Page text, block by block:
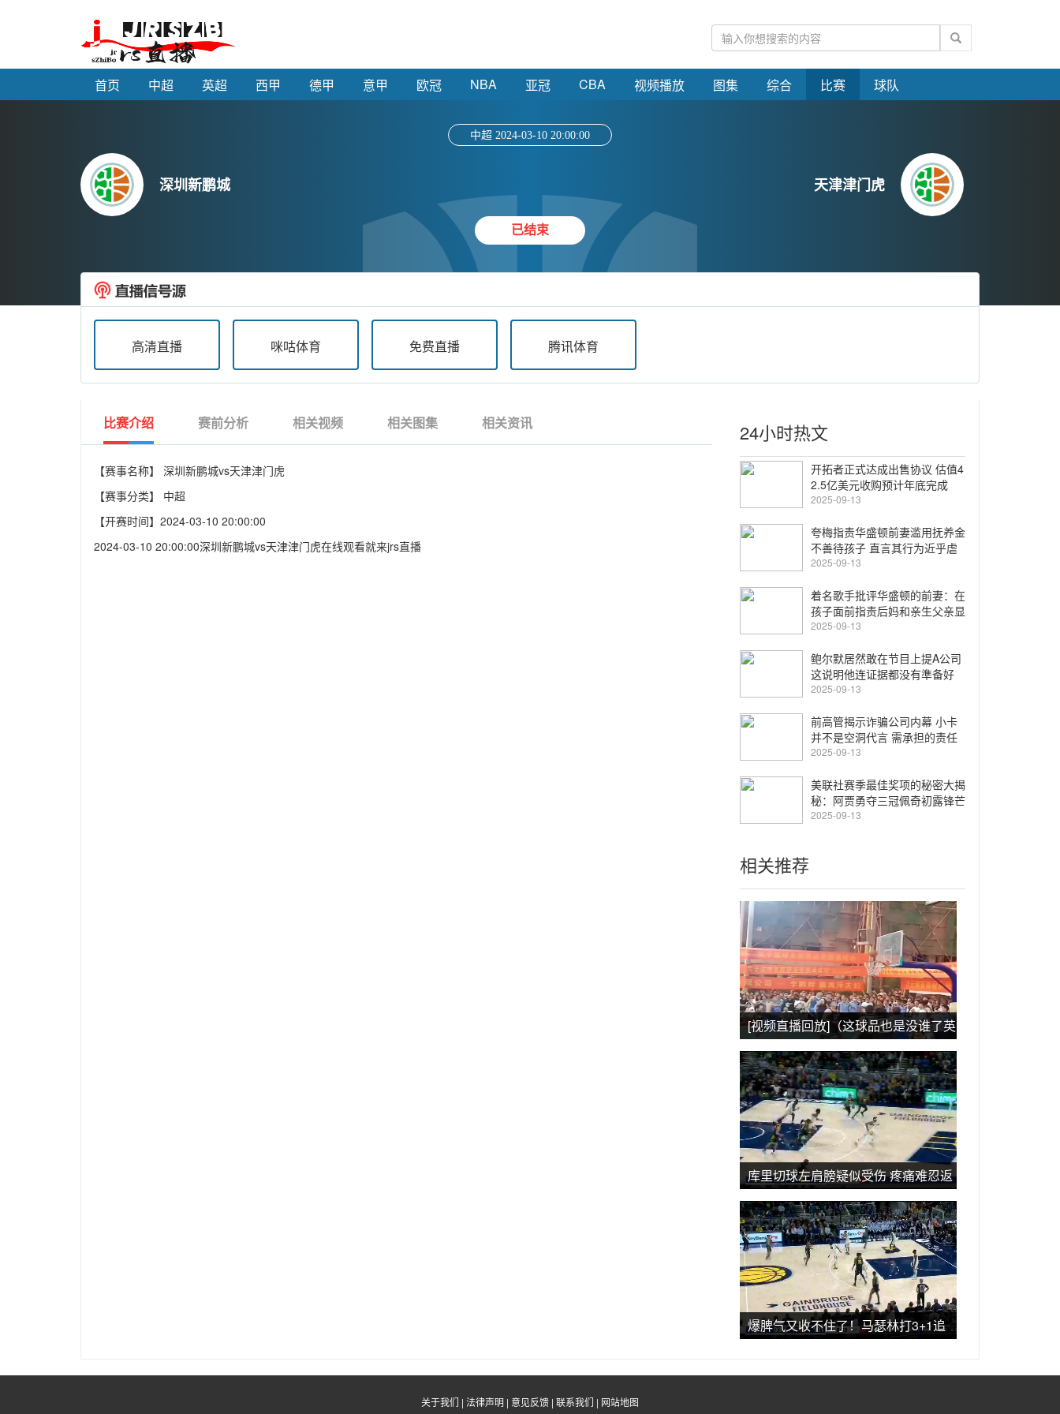
首页 中超 英超 西甲 德甲 意甲 欧冠 NBA 亚冠 CBA 视频播放 图集 综合 比赛 球队
深圳新鹏城
中超 2024-03-10 20:00:00
已结束
天津津门虎
高清直播 咪咕体育 免费直播 腾讯体育
比赛介绍 赛前分析 相关视频 相关图集 相关资讯
【赛事名称】
深圳新鹏城vs天津津门虎
【赛事分类】
中超
【开赛时间】 2024-03-10 20:00:00
2024-03-10 20:00:00深圳新鹏城vs天津津门虎在线观看就来jrs直播
24小时热文
开拓者正式达成出售协议 估值4
2.5亿美元收购预计年底完成
2025-09-13
夸梅指责华盛顿前妻滥用抚养金
不善待孩子 直言其行为近乎虐
待
2025-09-13
着名歌手批评华盛顿的前妻：在
孩子面前指责后妈和亲生父亲显
得不合适
2025-09-13
鲍尔默居然敢在节目上提A公司
这说明他连证据都没有準备好
2025-09-13
前高管揭示诈骗公司内幕 小卡
并不是空洞代言 需承担的责任
长达三页
2025-09-13
美联社赛季最佳奖项的秘密大揭
秘：阿贾勇夺三冠佩奇初露锋芒
2025-09-13
相关推荐
[视频直播回放]（这球品也是没谁了英
语）这球品也是没谁了
库里切球左肩膀疑似受伤 疼痛难忍返
回更衣室 本场比赛不会回归
爆脾气又收不住了！马瑟林打3+1追
林瑟步枪）
关于我们 | 法律声明 | 意见反馈 | 联系我们 | 网站地图